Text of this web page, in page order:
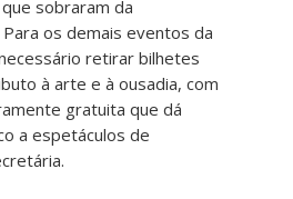
sobraram da
os demais eventos da
retirar bilhetes
à arte e à ousadia, com
gratuita que dá
a espetáculos de